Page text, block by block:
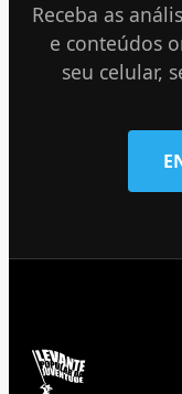
Receba as
e conteúdos
seu celular,